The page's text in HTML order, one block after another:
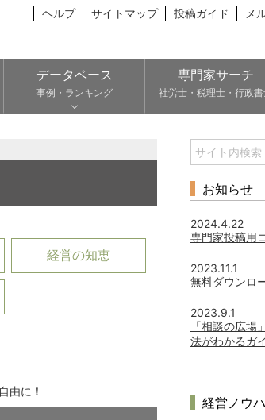
ヘルプ サイトマップ 投稿ガイド メ
データベース
事例・ランキング
専門家サーチ
社労士・税理士・行政
経営の知恵
由に！
お知らせ
2024.4.22
専門家投稿用
2023.11.1
無料ダウンロ
2023.9.1
「相談の広
法がわかるガ
経営ノウ